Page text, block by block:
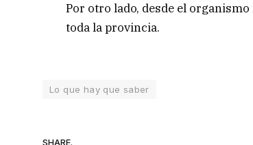
Por otro lado, desde el
toda la provincia.
Lo que hay que saber
SHARE.